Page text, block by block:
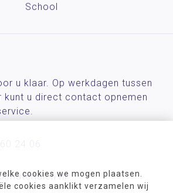
cookies we mogen plaatsen.
cookies aanklikt verzamelen wij
School
u klaar. Op werkdagen tussen
kunt u direct contact opnemen
24 06